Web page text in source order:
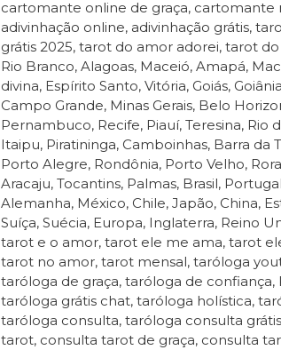
cartomante online de graça, cartomante
adivinhação online, adivinhação grátis,
grátis 2025, tarot do amor adorei, tarot
Rio Branco, Alagoas, Maceió, Amapá,
divina, Espírito Santo, Vitória, Goiás,
Campo Grande, Minas Gerais, Belo
Pernambuco, Recife, Piauí, Teresina, Rio
Itaipu, Piratininga, Camboinhas, Barra da
Porto Alegre, Rondônia, Porto Velho,
Aracaju, Tocantins, Palmas, Brasil,
Alemanha, México, Chile, Japão, China,
Suíça, Suécia, Europa, Inglaterra, Reino
tarot e o amor, tarot ele me ama, tarot
tarot no amor, tarot mensal, taróloga
taróloga de graça, taróloga de
taróloga grátis chat, taróloga holística,
taróloga consulta, taróloga consulta
tarot, consulta tarot de graça, consulta